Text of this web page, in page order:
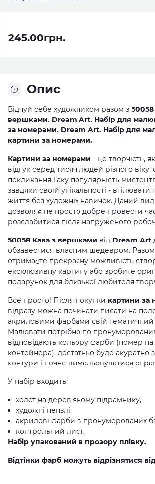
245.00грн.
Опис
Відчуй себе художником разом з 50058
вершками. Dream Art. Набір для
за номерами. Dream Art. Набір для
картини за номерами.
Картини за номерами - це творчість,
відгук серед тисяч людей різного віку,
покликання.Таку популярність
завдяки своїй унікальності - втілювати
життя без художніх навичок. Даний вид
дозволяє не просто добре провести
розслабитися після напруженого
50058 Кава з вершками від Dream Art
обзавестися власним шедевром.
отримаєте прекрасну можливість
ексклюзивну картину або зробите
подарунок для близької любителя
Все просто! Після покупки картини за
відразу можна починати писати на
акриловими фарбами свій
Малювати потрібно по
відповідають кольору фарби (номер
контейнера), достатньо буде акуратно
контури і почне вимальовуватися
У набір входить:
холст на дерев'яному підрамнику,
художні пензлі,
акрилові фарби в пронумерованих
контрольний лист.
Набір упакований в прозору плівку.
Відтінки фарб можуть відрізнятися